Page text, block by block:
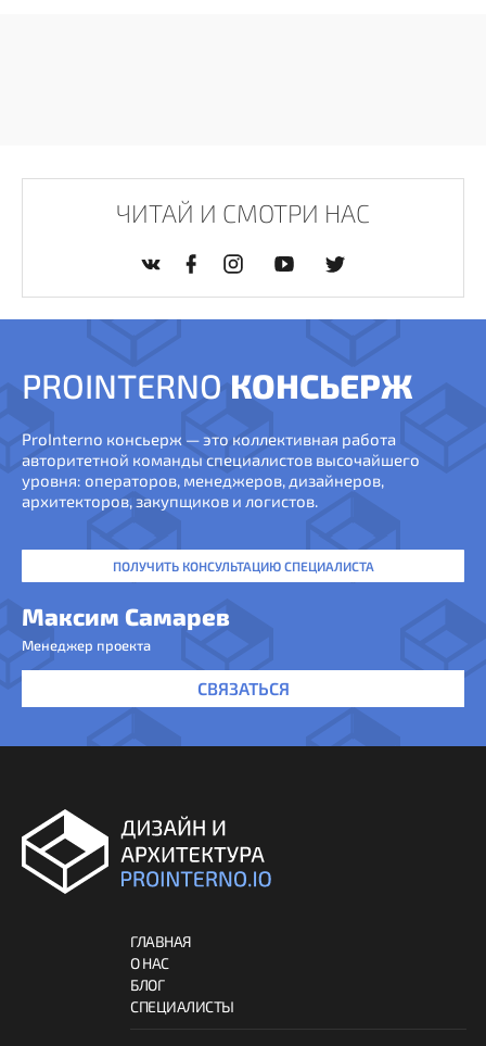
ЧИТАЙ И СМОТРИ НАС
PROINTERNO КОНСЬЕРЖ
ProInterno консьерж — это коллективная работа
авторитетной команды специалистов высочайшего
уровня: операторов, менеджеров, дизайнеров,
архитекторов, закупщиков и логистов.
ПОЛУЧИТЬ КОНСУЛЬТАЦИЮ СПЕЦИАЛИСТА
Максим Самарев
Менеджер проекта
СВЯЗАТЬСЯ
ГЛАВНАЯ
О НАС
БЛОГ
СПЕЦИАЛИСТЫ